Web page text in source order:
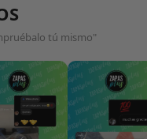
tú mismo"